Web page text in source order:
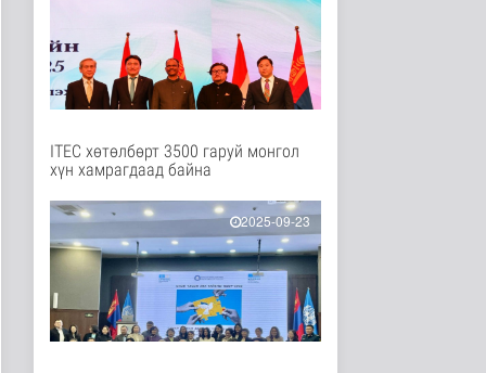
6 цаг 33 минутын өмнө
"Сэлэнгэ-2026” хээрийн
сургууль амжилттай
явагда..
6 цаг 18 минутын өмнө
Испани улс
цагаачлалын
маргааны улмаас
Дэлхийд
7 цаг 51 минутын өмнө
БНСУ залуу хосуудыг
гэрлэлтээ
бүртгүүлэхээс зайл..
ITEC хөтөлбөрт 3500 гаруй монгол
хүн хамрагдаад байна
2025-09-23